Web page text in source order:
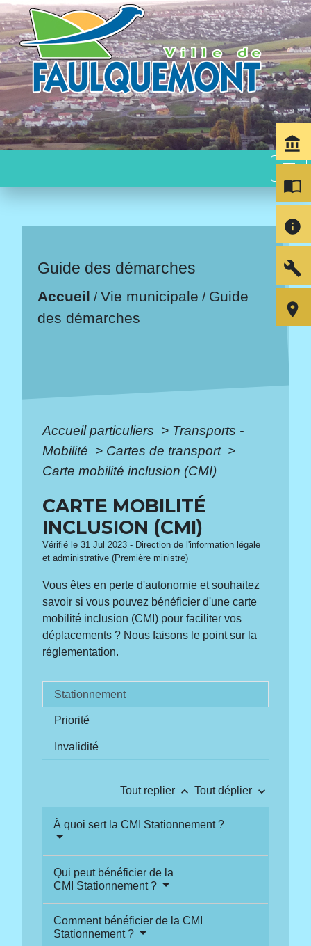
menu
Guide des démarches
Accueil /Vie municipale / Guide
des démarches
Accueil particuliers > Transports -
Mobilité > Cartes de transport >
Carte mobilité inclusion (CMI)
CARTE MOBILITÉ
INCLUSION (CMI)
Vérifié le 31 Jul 2023 - Direction de l'information légale
et administrative (Première ministre)
Vous êtes en perte d'autonomie et souhaitez
savoir si vous pouvez bénéficier d'une carte
mobilité inclusion (CMI) pour faciliter vos
déplacements ? Nous faisons le point sur la
réglementation.
Stationnement
Priorité
Invalidité
Tout replier keyboard_arrow_up Tout déplier keyboard_arrow_down
À quoi sert la CMI Stationnement ?
Qui peut bénéficier de la
CMI Stationnement ?
Comment bénéficier de la CMI
Stationnement ?
account_balance
import_contacts
info
build
room